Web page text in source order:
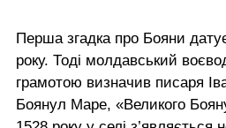
Перша згадка про Бояни
року. Тоді молдавський
грамотою визначив писаря
Боянул Маре, «Великого